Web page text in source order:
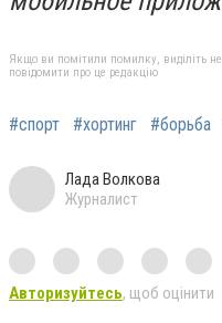
Якщо ви помітили помилку, виділіть
повідомити про це редакцію
#спорт #хортинг #борьба
Лада Волкова
Журналист
Авторизуйтесь, щоб оцінити